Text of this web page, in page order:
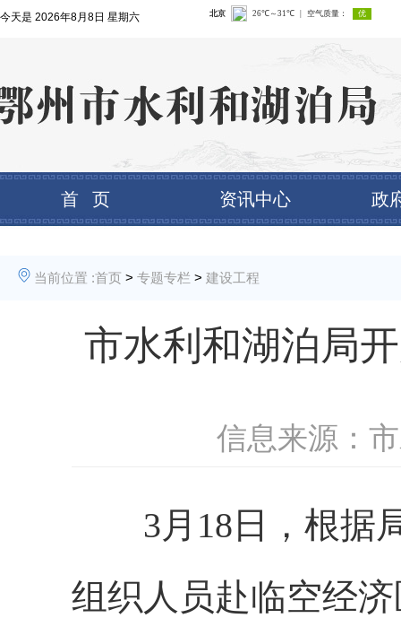
今天是 2026年8月8日 星期六
首 页 资讯中心 政
当前位置 :首页 > 专题专栏 > 建设工程
市水利和湖泊局
信息来源：
3月18日，根据局
组织人员赴临空经